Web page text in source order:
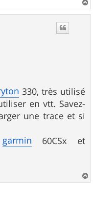
a
330, très utilisé
en vtt. Savez-
une trace et si
garmin 60CSx et
a